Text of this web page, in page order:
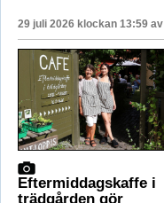
29 juli 2026 klockan 13:59 av
Eftermiddagskaffe i
trädgården gör